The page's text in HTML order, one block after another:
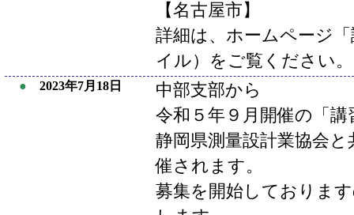
【名古屋市】
詳細は、ホームページ
イル）をご覧ください。
● 2023年7月18日
中部支部から
令和５年９月開催の「
静岡県測量設計業協会
催されます。
募集を開始しておりま